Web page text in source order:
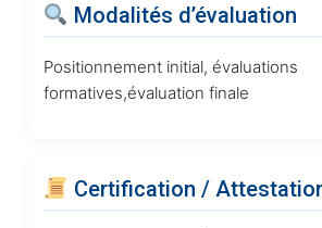
Modalités d’évaluation
Positionnement initial, évaluations
formatives,évaluation finale
Certification /